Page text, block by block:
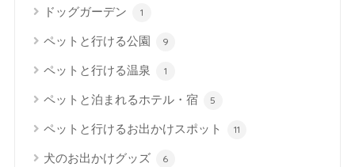
ドッグガーデン 1
ペットと行ける公園 9
ペットと行ける温泉 1
ペットと泊まれるホテル・宿 5
ペットと行けるお出かけスポット 11
犬のお出かけグッズ 6